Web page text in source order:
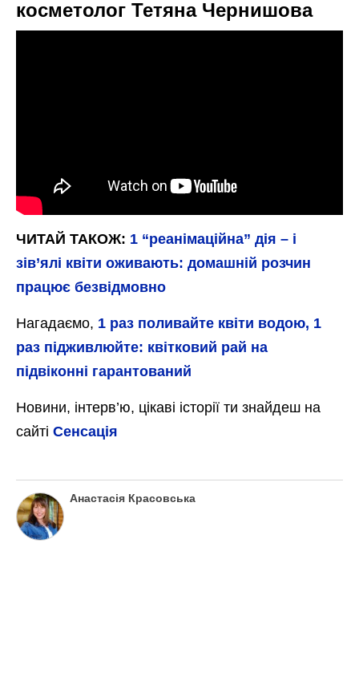
косметолог Тетяна Чернишова
ЧИТАЙ ТАКОЖ: 1 “реанімаційна” дія – і
зів’ялі квіти оживають: домашній розчин
працює безвідмовно
Нагадаємо, 1 раз поливайте квіти водою, 1
раз підживлюйте: квітковий рай на
підвіконні гарантований
Новини, інтерв’ю, цікаві історії ти знайдеш на
сайті Сенсація
Анастасія Красовська